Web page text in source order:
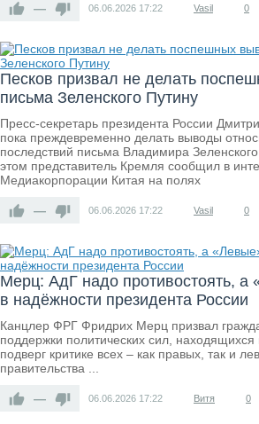
— 06.06.2026 17:22 Vasil 0
Песков призвал не делать
письма Зеленского Путину
Пресс-секретарь президента России
пока преждевременно делать выводы
последствий письма Владимира
этом представитель Кремля сообщил в
Медиакорпорации Китая на полях
— 06.06.2026 17:22 Vasil 0
Мерц: АдГ надо противостоять, а
в надёжности президента России
Канцлер ФРГ Фридрих Мерц призвал
поддержки политических сил,
подверг критике всех – как правых, так и
правительства ...
— 06.06.2026 17:22 Витя 0